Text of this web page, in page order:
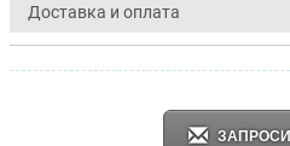
Доставка и оплата